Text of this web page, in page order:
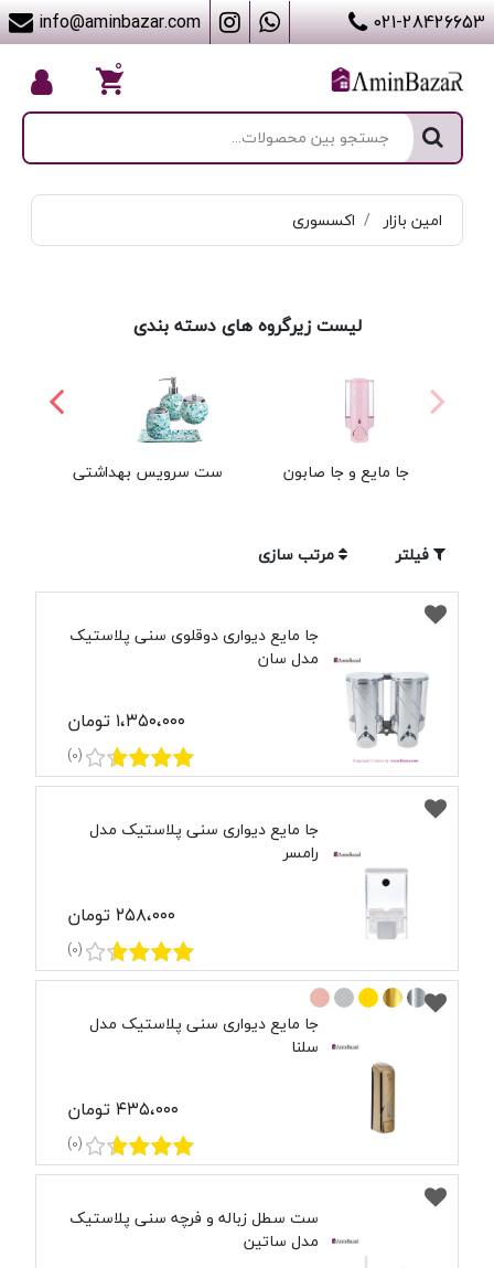
info@aminbazar.com 021-28426653
۰
امین بازار اکسسوری
لیست زیرگروه های دسته بندی
جا مایع و جا صابون ست سرویس بهداشتی
فیلتر مرتب سازی
جا مایع دیواری دوقلوی سنی پلاستیک
مدل سان
۱،۳۵۰،۰۰۰ تومان
(0)
جا مایع دیواری سنی پلاستیک مدل
رامسر
۲۵۸،۰۰۰ تومان
(0)
جا مایع دیواری سنی پلاستیک مدل
سلنا
۴۳۵،۰۰۰ تومان
(0)
ست سطل زباله و فرچه سنی پلاستیک
مدل ساتین